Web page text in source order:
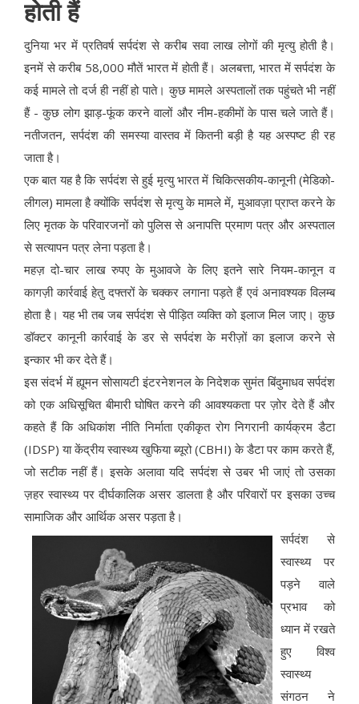
होती हैं
दुनिया भर में प्रतिवर्ष सर्पदंश से करीब सवा लाख लोगों की मृत्यु होती है।
इनमें से करीब 58,000 मौतें भारत में होती हैं। अलबत्ता, भारत में सर्पदंश के
कई मामले तो दर्ज ही नहीं हो पाते। कुछ मामले अस्पतालों तक पहुंचते भी नहीं
हैं - कुछ लोग झाड़-फूंक करने वालों और नीम-हकीमों के पास चले जाते हैं।
नतीजतन, सर्पदंश की समस्या वास्तव में कितनी बड़ी है यह अस्पष्ट ही रह
जाता है।
एक बात यह है कि सर्पदंश से हुई मृत्यु भारत में चिकित्सकीय-कानूनी (मेडिको-
लीगल) मामला है क्योंकि सर्पदंश से मृत्यु के मामले में, मुआवज़ा प्राप्त करने के
लिए मृतक के परिवारजनों को पुलिस से अनापत्ति प्रमाण पत्र और अस्पताल
से सत्यापन पत्र लेना पड़ता है।
महज़ दो-चार लाख रुपए के मुआवजे के लिए इतने सारे नियम-कानून व
कागज़ी कार्रवाई हेतु दफ्तरों के चक्कर लगाना पड़ते हैं एवं अनावश्यक विलम्ब
होता है। यह भी तब जब सर्पदंश से पीड़ित व्यक्ति को इलाज मिल जाए। कुछ
डॉक्टर कानूनी कार्रवाई के डर से सर्पदंश के मरीज़ों का इलाज करने से
इन्कार भी कर देते हैं।
इस संदर्भ में ह्यूमन सोसायटी इंटरनेशनल के निदेशक सुमंत बिंदुमाधव सर्पदंश
को एक अधिसूचित बीमारी घोषित करने की आवश्यकता पर ज़ोर देते हैं और
कहते हैं कि अधिकांश नीति निर्माता एकीकृत रोग निगरानी कार्यक्रम डैटा
(IDSP) या केंद्रीय स्वास्थ्य खुफिया ब्यूरो (CBHI) के डैटा पर काम करते हैं,
जो सटीक नहीं हैं। इसके अलावा यदि सर्पदंश से उबर भी जाएं तो उसका
ज़हर स्वास्थ्य पर दीर्घकालिक असर डालता है और परिवारों पर इसका उच्च
सामाजिक और आर्थिक असर पड़ता है।
सर्पदंश से
स्वास्थ्य पर
पड़ने वाले
प्रभाव को
ध्यान में रखते
हुए विश्व
स्वास्थ्य
संगठन ने